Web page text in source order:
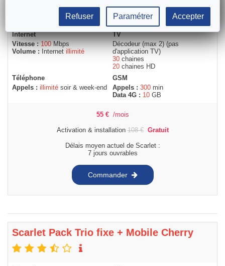
Internet
Vitesse :100Mbps
Volume :
Internet illimité
TV
Décodeur (max 2) (pas
d'application TV)
30 chaines
20 chaines HD
Téléphone
Appels : illimité soir & week-end
GSM
Appels : 300 min
Data 4G : 10 GB
55 € /mois
Activation & installation108€ Gratuit
Délais moyen actuel de Scarlet :
7 jours ouvrables
Commander
Scarlet Pack Trio fixe + Mobile Cherry
Refuser Paramétrer Accepter